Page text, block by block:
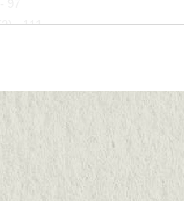
- 111
- 134
- 146
마주하는 가장 무거운 물음들
죽음 (1886) - 177